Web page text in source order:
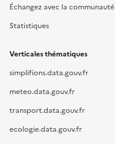
Échangez avec la communauté
Statistiques
Verticales thématiques
simplifions.data.gouv.fr
meteo.data.gouv.fr
transport.data.gouv.fr
ecologie.data.gouv.fr